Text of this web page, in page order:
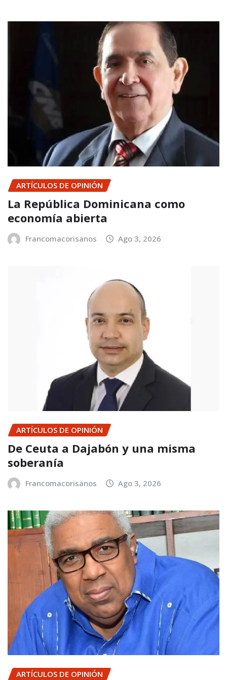
ARTÍCULOS DE OPINIÓN
La República Dominicana como
economía abierta
Francomacorisanos Ago 3, 2026
ARTÍCULOS DE OPINIÓN
De Ceuta a Dajabón y una misma
soberanía
Francomacorisanos Ago 3, 2026
ARTÍCULOS DE OPINIÓN